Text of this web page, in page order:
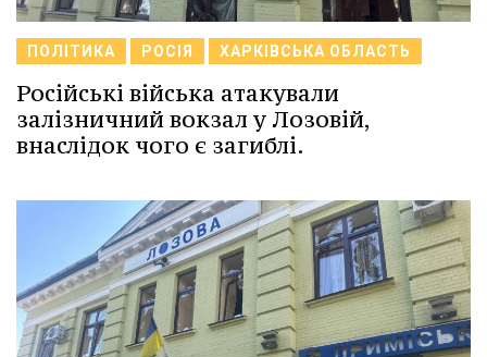
ПОЛІТИКА РОСІЯ ХАРКІВСЬКА ОБЛАСТЬ
Російські війська атакували
залізничний вокзал у Лозовій,
внаслідок чого є загиблі.